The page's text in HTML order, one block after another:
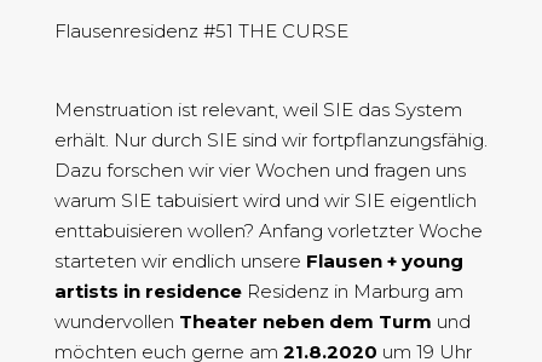
Flausenresidenz #51 THE CURSE
Menstruation ist relevant, weil SIE das System
erhält. Nur durch SIE sind wir fortpflanzungsfähig.
Dazu forschen wir vier Wochen und fragen uns
warum SIE tabuisiert wird und wir SIE eigentlich
enttabuisieren wollen? Anfang vorletzter Woche
starteten wir endlich unsere Flausen + young
artists in residenceResidenz in Marburg am
wundervollen Theater neben dem Turm und
möchten euch gerne am 21.8.2020 um 19 Uhr